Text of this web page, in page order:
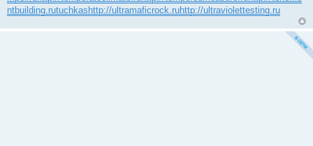
ntbuilding.rutuchkas http://ultramaficrock.ruhttp://ultraviolettesting.ru